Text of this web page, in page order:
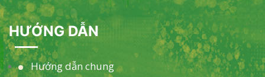
HƯỚNG DẪN
Hướng dẫn chung